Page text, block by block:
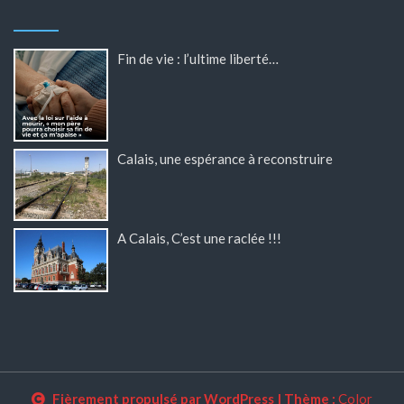
Fin de vie : l’ultime liberté…
Calais, une espérance à reconstruire
A Calais, C’est une raclée !!!
Fièrement propulsé par WordPress | Thème : Color